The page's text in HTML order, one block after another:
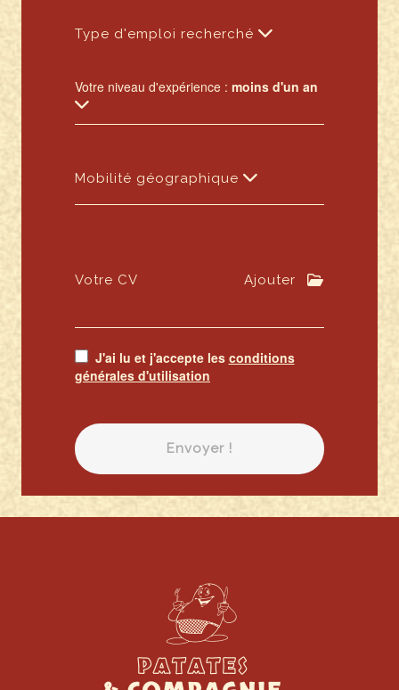
Type d'emploi recherché
Votre niveau d'expérience : moins d'un an
Mobilité géographique
Votre CV Ajouter
J'ai lu et j'accepte les conditions
générales d'utilisation
Envoyer !